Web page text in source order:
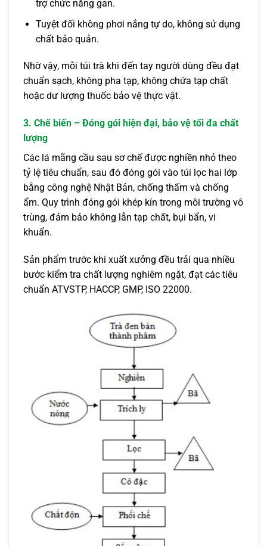
trợ chức năng gan.
Tuyệt đối không phơi nắng tự do, không sử dụng
chất bảo quản.
Nhờ vậy, mỗi túi trà khi đến tay người dùng đều đạt
chuẩn sạch, không pha tạp, không chứa tạp chất
hoặc dư lượng thuốc bảo vệ thực vật.
3. Chế biến – Đóng gói hiện đại, bảo vệ tối đa chất
lượng
Các lá mãng cầu sau sơ chế được nghiền nhỏ theo
tỷ lệ tiêu chuẩn, sau đó đóng gói vào túi lọc hai lớp
bằng công nghệ Nhật Bản, chống thấm và chống
ẩm. Quy trình đóng gói khép kín trong môi trường vô
trùng, đảm bảo không lẫn tạp chất, bụi bẩn, vi
khuẩn.
Sản phẩm trước khi xuất xưởng đều trải qua nhiều
bước kiểm tra chất lượng nghiêm ngặt, đạt các tiêu
chuẩn ATVSTP, HACCP, GMP, ISO 22000.